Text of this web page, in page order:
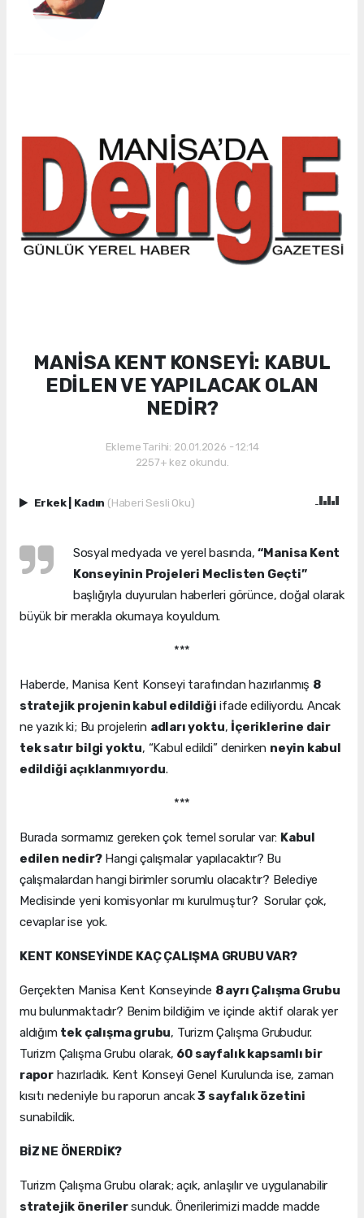
MANİSA KENT KONSEYİ: KABUL
EDİLEN VE YAPILACAK OLAN
NEDİR?
Ekleme Tarihi: 20.01.2026 - 12:14
2257+ kez okundu.
Erkek Kadın (Haberi Sesli Oku)
Sosyal medyada ve yerel basında,“Manisa Kent
Konseyinin Projeleri Meclisten Geçti”
başlığıyla duyurulan haberleri görünce, doğal olarak
büyük bir merakla okumaya koyuldum.
***
Haberde, Manisa Kent Konseyi tarafından hazırlanmış 8
stratejik projenin kabul edildiği ifade ediliyordu. Ancak
ne yazık ki; Bu projelerin adları yoktu, İçeriklerine dair
tek satır bilgi yoktu, “Kabul edildi” denirken neyin kabul
edildiği açıklanmıyordu.
***
Burada sormamız gereken çok temel sorular var: Kabul
edilen nedir?Hangi çalışmalar yapılacaktır? Bu
çalışmalardan hangi birimler sorumlu olacaktır? Belediye
Meclisinde yeni komisyonlar mı kurulmuştur? Sorular çok,
cevaplar ise yok.
KENT KONSEYİNDE KAÇ ÇALIŞMA GRUBU VAR?
Gerçekten Manisa Kent Konseyinde 8 ayrı Çalışma Grubu
mu bulunmaktadır? Benim bildiğim ve içinde aktif olarak yer
aldığım tek çalışma grubu, Turizm Çalışma Grubudur.
Turizm Çalışma Grubu olarak, 60 sayfalık kapsamlı bir
rapor hazırladık. Kent Konseyi Genel Kurulunda ise, zaman
kısıtı nedeniyle bu raporun ancak3 sayfalık özetini
sunabildik.
BİZ NE ÖNERDİK?
Turizm Çalışma Grubu olarak; açık, anlaşılır ve uygulanabilir
stratejik önerilersunduk. Önerilerimizi madde madde